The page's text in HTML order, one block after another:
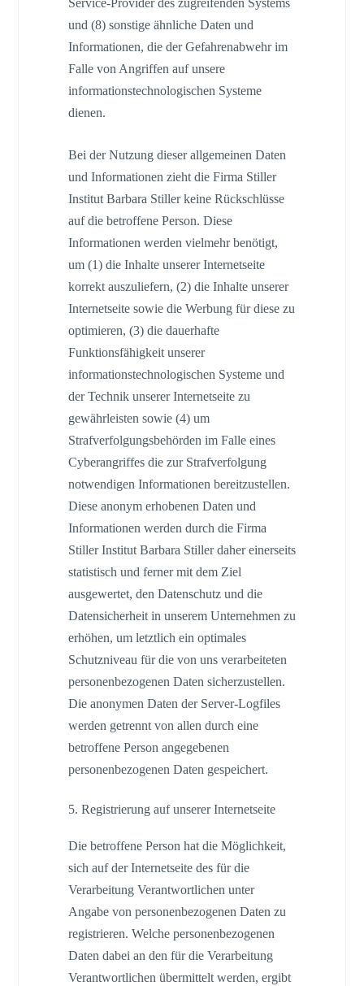
und (8) sonstige ähnliche Daten und
Informationen, die der Gefahrenabwehr im
Falle von Angriffen auf unsere
informationstechnologischen Systeme
dienen.
Bei der Nutzung dieser allgemeinen Daten
und Informationen zieht die Firma Stiller
Institut Barbara Stiller keine Rückschlüsse
auf die betroffene Person. Diese
Informationen werden vielmehr benötigt,
um (1) die Inhalte unserer Internetseite
korrekt auszuliefern, (2) die Inhalte unserer
Internetseite sowie die Werbung für diese zu
optimieren, (3) die dauerhafte
Funktionsfähigkeit unserer
informationstechnologischen Systeme und
der Technik unserer Internetseite zu
gewährleisten sowie (4) um
Strafverfolgungsbehörden im Falle eines
Cyberangriffes die zur Strafverfolgung
notwendigen Informationen bereitzustellen.
Diese anonym erhobenen Daten und
Informationen werden durch die Firma
Stiller Institut Barbara Stiller daher einerseits
statistisch und ferner mit dem Ziel
ausgewertet, den Datenschutz und die
Datensicherheit in unserem Unternehmen zu
erhöhen, um letztlich ein optimales
Schutzniveau für die von uns verarbeiteten
personenbezogenen Daten sicherzustellen.
Die anonymen Daten der Server-Logfiles
werden getrennt von allen durch eine
betroffene Person angegebenen
personenbezogenen Daten gespeichert.
5. Registrierung auf unserer Internetseite
Die betroffene Person hat die Möglichkeit,
sich auf der Internetseite des für die
Verarbeitung Verantwortlichen unter
Angabe von personenbezogenen Daten zu
registrieren. Welche personenbezogenen
Daten dabei an den für die Verarbeitung
Verantwortlichen übermittelt werden, ergibt